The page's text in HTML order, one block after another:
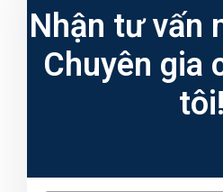
Nhận tư vấn
Chuyên gia
tôi!